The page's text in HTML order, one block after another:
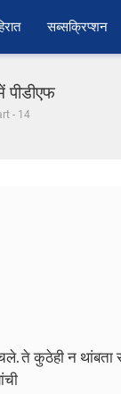
सब्सक्रिप्शन
पीडीएफ
- 14
ते कुठेही न